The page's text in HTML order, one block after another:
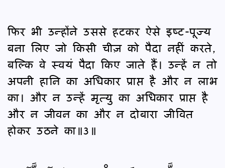
फिर भी उन्होंने उससे हटकर ऐसे इष्‍ट-पूज्य
बना लिए जो किसी चीज़ को पैदा नहीं करते,
बल्कि वे स्वयं पैदा किए जाते हैं। उन्हें न तो
अपनी हानि का अधिकार प्राप्त है और न लाभ
का। और न उन्हें मृत्यु का अधिकार प्राप्त है
और न जीवन का और न दोबारा जीवित
होकर उठने का॥3॥